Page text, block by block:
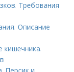
Требования
Описание
кишечника.